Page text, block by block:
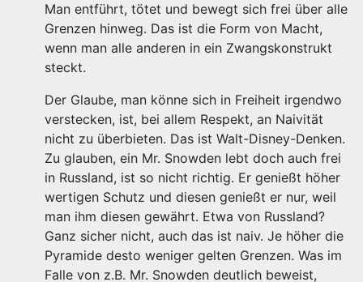
Man entführt, tötet und bewegt sich frei über alle
Grenzen hinweg. Das ist die Form von Macht,
wenn man alle anderen in ein Zwangskonstrukt
steckt.
Der Glaube, man könne sich in Freiheit irgendwo
verstecken, ist, bei allem Respekt, an Naivität
nicht zu überbieten. Das ist Walt-Disney-Denken.
Zu glauben, ein Mr. Snowden lebt doch auch frei
in Russland, ist so nicht richtig. Er genießt höher
wertigen Schutz und diesen genießt er nur, weil
man ihm diesen gewährt. Etwa von Russland?
Ganz sicher nicht, auch das ist naiv. Je höher die
Pyramide desto weniger gelten Grenzen. Was im
Falle von z.B. Mr. Snowden deutlich beweist,